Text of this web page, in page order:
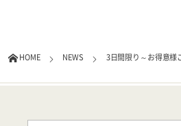
HOME NEWS 3日間限り～お得意